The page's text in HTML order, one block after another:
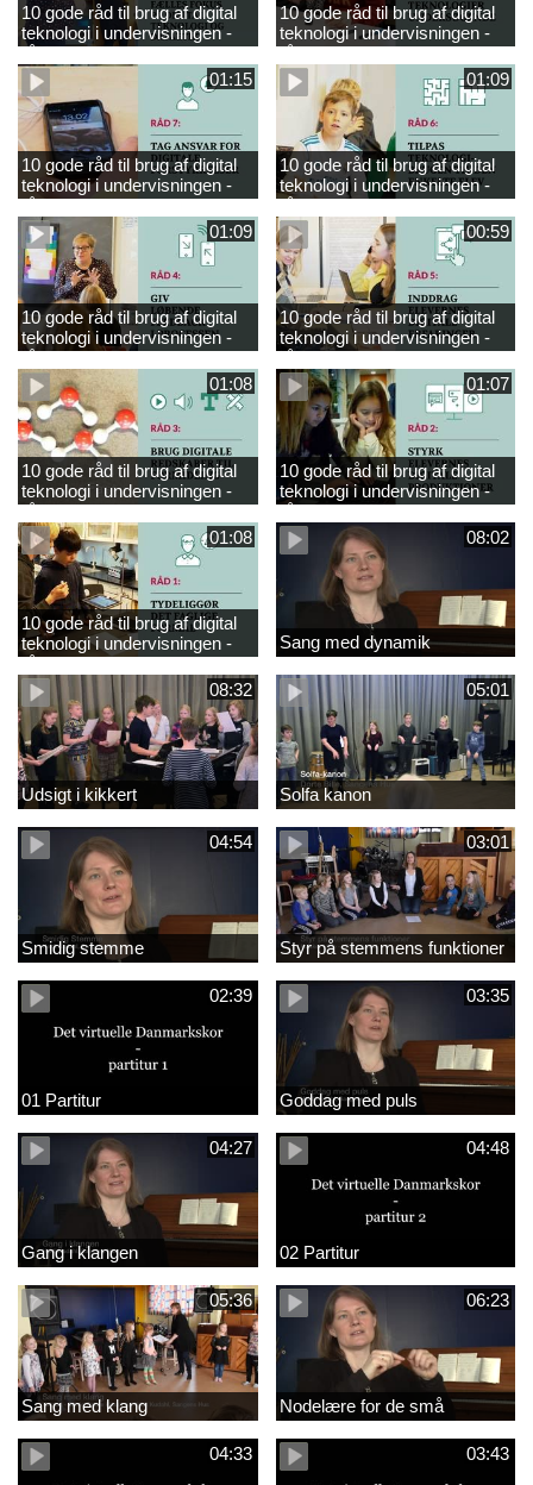
10 gode råd til brug af digital
teknologi i undervisningen -
råd 10
10 gode råd til brug af digital
teknologi i undervisningen -
råd 8
01:15
10 gode råd til brug af digital
teknologi i undervisningen -
råd 7
01:09
10 gode råd til brug af digital
teknologi i undervisningen -
råd 6
01:09
10 gode råd til brug af digital
teknologi i undervisningen -
råd 4
00:59
10 gode råd til brug af digital
teknologi i undervisningen -
råd 5
01:08
10 gode råd til brug af digital
teknologi i undervisningen -
råd 3
01:07
10 gode råd til brug af digital
teknologi i undervisningen -
råd 2
01:08
10 gode råd til brug af digital
teknologi i undervisningen -
råd 1
08:02
Sang med dynamik
08:32
Udsigt i kikkert
05:01
Solfa kanon
04:54
Smidig stemme
03:01
Styr på stemmens funktioner
02:39
01 Partitur
03:35
Goddag med puls
04:27
Gang i klangen
04:48
02 Partitur
05:36
Sang med klang
06:23
Nodelære for de små
04:33 03:43